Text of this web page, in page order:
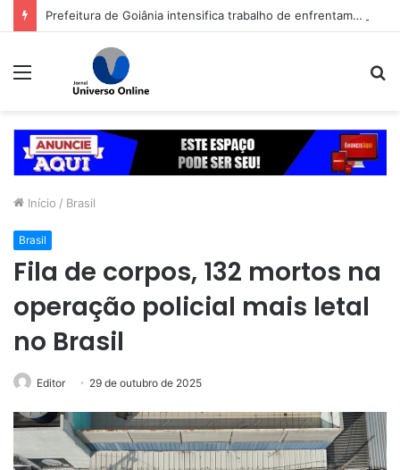
Prefeitura de Goiânia intensifica trabalho de enfrentamento da violência contra a mulher durante campanha Agosto Lilás
Menu
Início / Brasil
Brasil
Fila de corpos, 132 mortos na
operação policial mais letal
no Brasil
Editor 29 de outubro de 2025